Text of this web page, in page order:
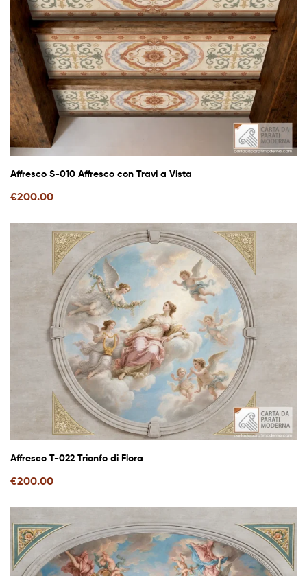
Affresco S-010 Affresco con Travi a Vista
€200.00
Affresco T-022 Trionfo di Flora
€200.00